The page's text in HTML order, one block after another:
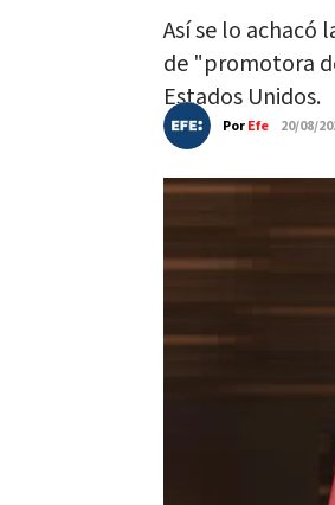
Así se lo achacó
de "promotora
Estados Unidos.
PorEfe 20/08/